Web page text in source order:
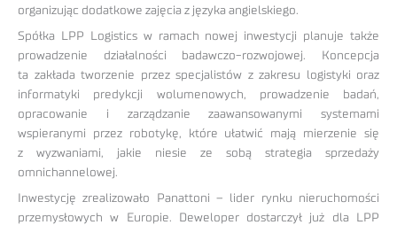
organizując dodatkowe zajęcia z języka angielskiego.
Spółka LPP Logistics w ramach nowej inwestycji planuje także
prowadzenie działalności badawczo-rozwojowej. Koncepcja
ta zakłada tworzenie przez specjalistów z zakresu logistyki oraz
informatyki predykcji wolumenowych, prowadzenie badań,
opracowanie i zarządzanie zaawansowanymi systemami
wspieranymi przez robotykę, które ułatwić mają mierzenie się
z wyzwaniami, jakie niesie ze sobą strategia sprzedaży
omnichannelowej.
Inwestycję zrealizowało Panattoni – lider rynku nieruchomości
przemysłowych w Europie. Deweloper dostarczył już dla LPP